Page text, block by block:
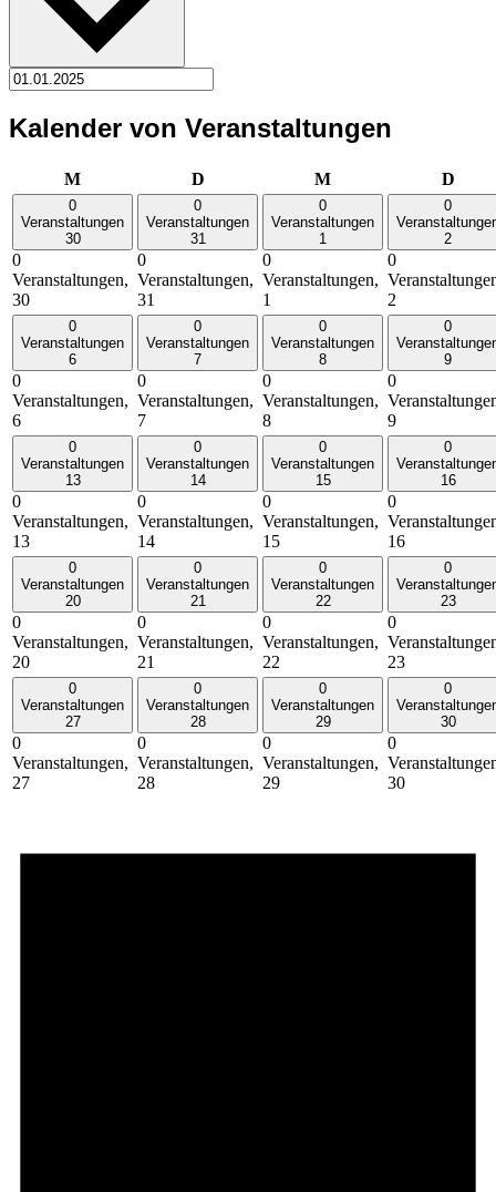
Kalender von Veranstaltungen
MMontag DDienstag MMittwoch D
0
Veranstaltungen
30
0
Veranstaltungen,
30
0
Veranstaltungen
31
0
Veranstaltungen,
31
0
Veranstaltungen
1
0
Veranstaltungen,
1
0
2
0
2
0
Veranstaltungen
6
0
Veranstaltungen,
6
0
Veranstaltungen
7
0
Veranstaltungen,
7
0
Veranstaltungen
8
0
Veranstaltungen,
8
0
9
0
9
0
Veranstaltungen
13
0
Veranstaltungen,
13
0
Veranstaltungen
14
0
Veranstaltungen,
14
0
Veranstaltungen
15
0
Veranstaltungen,
15
0
16
0
16
0
Veranstaltungen
20
0
Veranstaltungen,
20
0
Veranstaltungen
21
0
Veranstaltungen,
21
0
Veranstaltungen
22
0
Veranstaltungen,
22
0
23
0
23
0
Veranstaltungen
27
0
Veranstaltungen,
27
0
Veranstaltungen
28
0
Veranstaltungen,
28
0
Veranstaltungen
29
0
Veranstaltungen,
29
0
30
0
30